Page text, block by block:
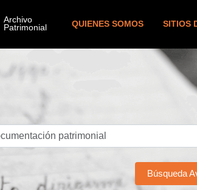
QUIENES SOMOS SITIOS
Búsqueda